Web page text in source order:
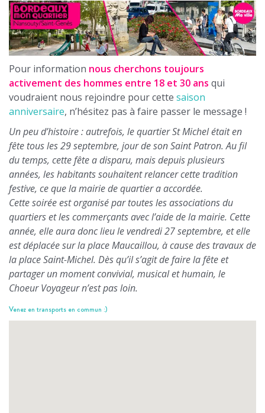
Pour information nous cherchons toujours
activement des hommes entre 18 et 30 ans qui
voudraient nous rejoindre pour cette saison
anniversaire, n’hésitez pas à faire passer le message !
Un peu d’histoire : autrefois, le quartier St Michel était en
fête tous les 29 septembre, jour de son Saint Patron. Au fil
du temps, cette fête a disparu, mais depuis plusieurs
années, les habitants souhaitent relancer cette tradition
festive, ce que la mairie de quartier a accordée.
Cette soirée est organisé par toutes les associations du
quartiers et les commerçants avec l’aide de la mairie. Cette
année, elle aura donc lieu le vendredi 27 septembre, et elle
est déplacée sur la place Maucaillou, à cause des travaux de
la place Saint-Michel. Dès qu’il s’agit de faire la fête et
partager un moment convivial, musical et humain, le
Choeur Voyageur n’est pas loin.
Venez en transports en commun :)